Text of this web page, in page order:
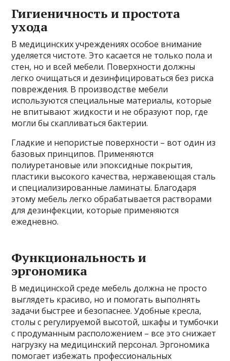
Гигиеничность и простота
ухода
В медицинских учреждениях особое внимание
уделяется чистоте. Это касается не только пола и
стен, но и всей мебели. Поверхности должны
легко очищаться и дезинфицироваться без риска
повреждения. В производстве мебели
используются специальные материалы, которые
не впитывают жидкости и не образуют пор, где
могли бы скапливаться бактерии.
Гладкие и непористые поверхности – вот один из
базовых принципов. Применяются
полиуретановые или эпоксидные покрытия,
пластики высокого качества, нержавеющая сталь
и специализированные ламинаты. Благодаря
этому мебель легко обрабатывается растворами
для дезинфекции, которые применяются
ежедневно.
Функциональность и
эргономика
В медицинской среде мебель должна не просто
выглядеть красиво, но и помогать выполнять
задачи быстрее и безопаснее. Удобные кресла,
столы с регулируемой высотой, шкафы и тумбочки
с продуманным расположением – все это снижает
нагрузку на медицинский персонал. Эргономика
помогает избежать профессиональных